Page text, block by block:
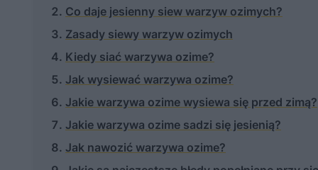
Co daje jesienny siew warzyw ozimych?
Zasady siewy warzyw ozimych
Kiedy siać warzywa ozime?
Jak wysiewać warzywa ozime?
Jakie warzywa ozime wysiewa się przed zimą?
Jakie warzywa ozime sadzi się jesienią?
Jak nawozić warzywa ozime?